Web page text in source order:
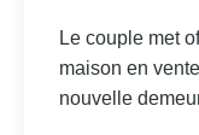
Le couple met
maison en
nouvelle